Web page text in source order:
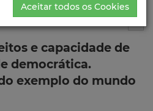
e capacidade de
democrática.
exemplo do mundo
Aceitar todos os Cookies